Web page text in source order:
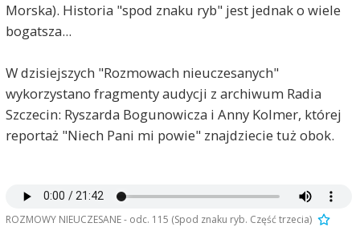
Morska). Historia "spod znaku ryb" jest jednak o wiele
bogatsza...
W dzisiejszych "Rozmowach nieuczesanych"
wykorzystano fragmenty audycji z archiwum Radia
Szczecin: Ryszarda Bogunowicza i Anny Kolmer, której
reportaż "Niech Pani mi powie" znajdziecie tuż obok.
ROZMOWY NIEUCZESANE - odc. 115 (Spod znaku ryb. Część trzecia)